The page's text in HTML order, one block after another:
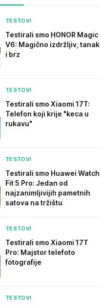
TESTOVI
Testirali smo HONOR Magic
V6: Magično izdržljiv, tanak
i brz
TESTOVI
Testirali smo Xiaomi 17T:
Telefon koji krije "keca u
rukavu"
TESTOVI
Testirali smo Huawei Watch
Fit 5 Pro: Jedan od
najzanimljivijih pametnih
satova na tržištu
TESTOVI
Testirali smo Xiaomi 17T
Pro: Majstor telefoto
fotografije
TESTOVI